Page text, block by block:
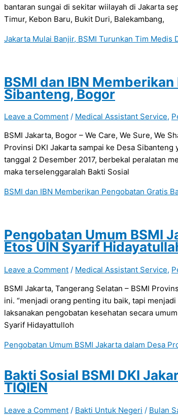
bantaran sungai di sekitar wiilayah di Jakarta
Timur, Kebon Baru, Bukit Duri, Balekambang,
Jakarta Mulai Banjir, BSMI Turunkan Tim Medis
BSMI dan IBN
Sibanteng, Bogor
Leave a Comment / Medical Assistant Service,
BSMI Jakarta, Bogor – We Care, We Sure, We
Provinsi DKI Jakarta sampai ke Desa
tanggal 2 Desember 2017, berbekal peralatan
maka terselenggaralah Bakti Sosial
BSMI dan IBN Memberikan Pengobatan Gratis
Pengobatan Umum BSMI
Etos UIN Syarif
Leave a Comment / Medical Assistant Service,
BSMI Jakarta, Tangerang Selatan – BSMI
ini. “menjadi orang penting itu baik, tapi
laksanakan pengobatan kesehatan secara
Syarif Hidayattulloh
Pengobatan Umum BSMI Jakarta dalam Desa
Bakti Sosial BSMI DKI
TIQIEN
Leave a Comment / Bakti Untuk Negeri / Bulan